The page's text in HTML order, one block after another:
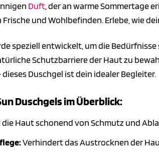
Duft, der an warme Sommertage
und Wohlbefinden. Erlebe, wie
speziell entwickelt, um die
Schutzbarriere der Haut zu
Duschgel ist dein idealer Begleiter.
Duschgels im Überblick:
Haut schonend von Schmutz und
Verhindert das Austrocknen der